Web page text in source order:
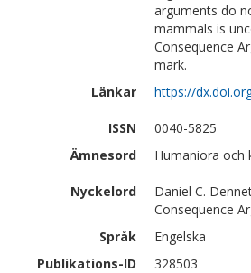
arguments do
mammals is
Consequence
mark.
Länkar
https://
ISSN
0040-5825
Ämnesord
Humaniora
Nyckelord
Daniel C.
Consequence
Språk
Engelska
Publikations-ID
328503